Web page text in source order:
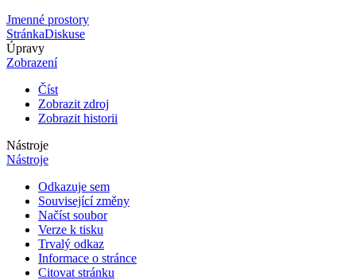
Jmenné prostory
StránkaDiskuse
Úpravy
Zobrazení
Číst
Zobrazit zdroj
Zobrazit historii
Nástroje
Nástroje
Odkazuje sem
Související změny
Načíst soubor
Verze k tisku
Trvalý odkaz
Informace o stránce
Citovat stránku